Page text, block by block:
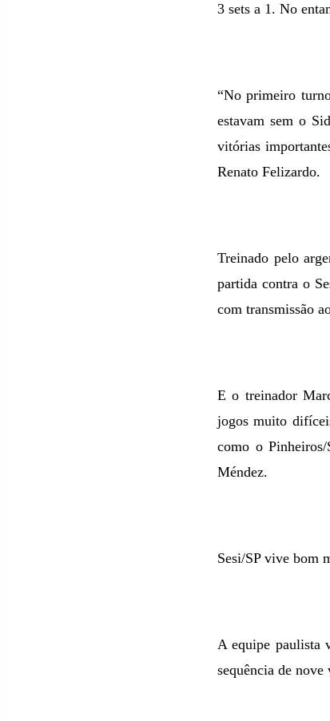
3 sets a 1. No
“No primeiro
estavam sem o
vitórias
Renato Felizardo.
Treinado pelo
partida contra o
com transmissão
E o treinador
jogos muito
como o
Méndez.
Sesi/SP vive bom
A equipe paulista
sequência de